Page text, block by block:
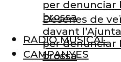
per denunciar
brossa
RADIO MUSICAL
CAMPANYES
Desenes de
davant
per denunciar
brossa